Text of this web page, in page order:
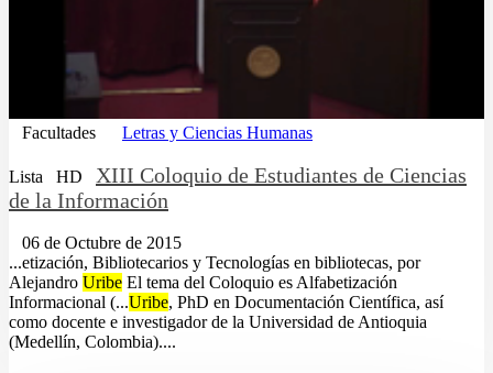
Facultades Letras y Ciencias Humanas
Lista HD
XIII Coloquio de Estudiantes de Ciencias
de la Información
06 de Octubre de 2015
...etización, Bibliotecarios y Tecnologías en bibliotecas, por
Alejandro Uribe El tema del Coloquio es Alfabetización
Informacional (...Uribe, PhD en Documentación Científica, así
como docente e investigador de la Universidad de Antioquia
(Medellín, Colombia)....